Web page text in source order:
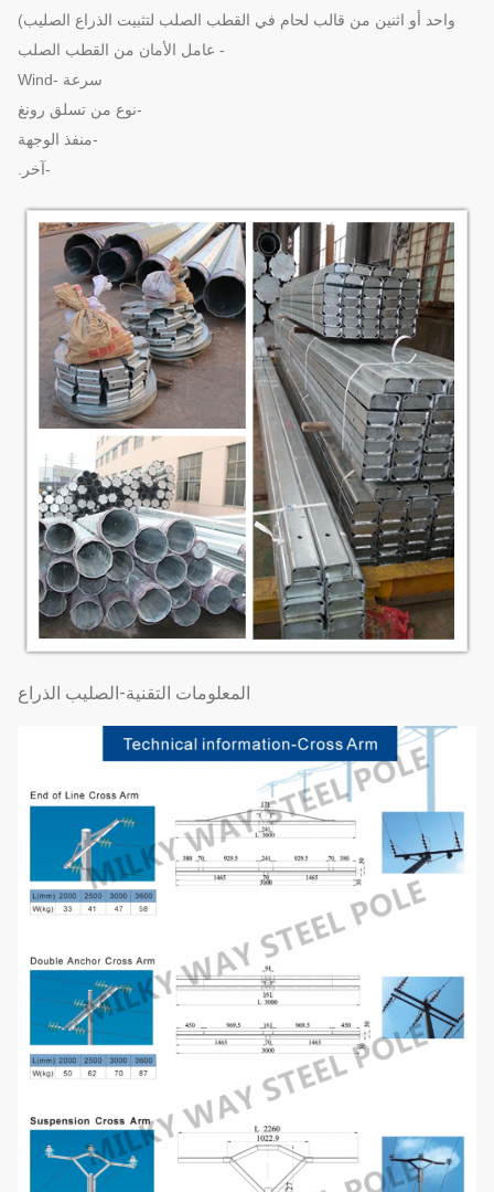
واحد أو اثنين من قالب لحام في القطب الصلب لتثبيت الذراع الصليب)
- عامل الأمان من القطب الصلب
سرعة -Wind
-نوع من تسلق رونغ
-منفذ الوجهة
-آخر.
المعلومات التقنية-الصليب الذراع